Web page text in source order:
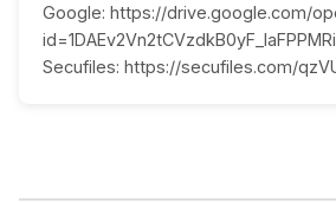
Google: https://drive.google.com/
Secufiles: https://secufiles.com/